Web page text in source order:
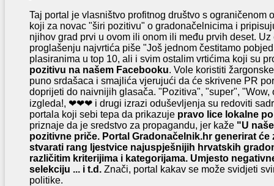
Taj portal je vlasništvo profitnog društvo s ograničenom
koji za novac "širi pozitivu" o gradonačelnicima i
njihov grad prvi u ovom ili onom ili među prvih deset. Uz
proglašenju najvrtića piše "Još jednom čestitamo
plasiranima u top 10, ali i svim ostalim vrtićima koji su
pozitivu na našem Facebooku. Vole koristiti
puno srdašaca i smajlića vjerujući da će skrivene PR
doprijeti do naivnijih glasača. "Pozitiva", "super", "Wow,
izgleda!, ❤❤❤ i drugi izrazi oduševljenja su redoviti
portala koji sebi tepa da prikazuje pravo lice lokalne
priznaje da je sredstvo za propagandu, jer kaže "U
pozitivne priče. Portal Gradonačelnik.hr generirat će
stvarati rang ljestvice najuspješnijih hrvatskih
različitim kriterijima i kategorijama. Umjesto
selekciju ... i t.d. Znači, portal kakav se može svidjeti
politike.